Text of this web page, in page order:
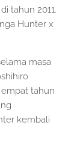
tahun 2011.
Hunter x
masa
tahun
kembali